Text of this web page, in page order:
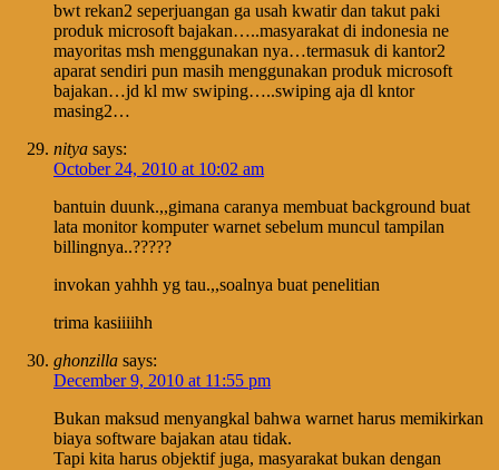
bwt rekan2 seperjuangan ga usah kwatir dan takut paki
produk microsoft bajakan…..masyarakat di indonesia ne
mayoritas msh menggunakan nya…termasuk di kantor2
aparat sendiri pun masih menggunakan produk microsoft
bajakan…jd kl mw swiping…..swiping aja dl kntor
masing2…
nitya says:
October 24, 2010 at 10:02 am
bantuin duunk.,,gimana caranya membuat background buat
lata monitor komputer warnet sebelum muncul tampilan
billingnya..?????
invokan yahhh yg tau.,,soalnya buat penelitian
trima kasiiiihh
ghonzilla says:
December 9, 2010 at 11:55 pm
Bukan maksud menyangkal bahwa warnet harus memikirkan
biaya software bajakan atau tidak.
Tapi kita harus objektif juga, masyarakat bukan dengan